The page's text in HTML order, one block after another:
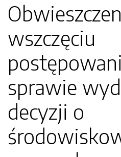
wszczęciu
sprawie
decyzji o